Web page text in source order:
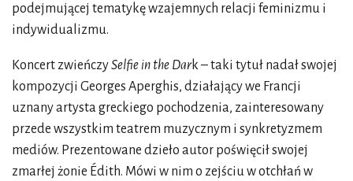
podejmującej tematykę wzajemnych relacji feminizmu i
indywidualizmu.
Koncert zwieńczySelfie in the Dark – taki tytuł nadał swojej
kompozycji Georges Aperghis, działający we Francji
uznany artysta greckiego pochodzenia, zainteresowany
przede wszystkim teatrem muzycznym i synkretyzmem
mediów. Prezentowane dzieło autor poświęcił swojej
zmarłej żonie Édith. Mówi w nim o zejściu w otchłań w